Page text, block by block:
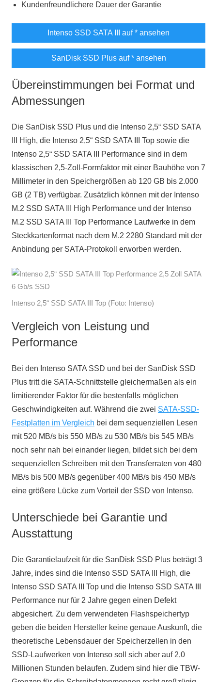
Kundenfreundlichere Dauer der Garantie
Intenso SSD SATA III auf* ansehen
SanDisk SSD Plus auf* ansehen
Übereinstimmungen bei Format und
Abmessungen
Die SanDisk SSD Plus und die Intenso 2,5“ SSD SATA
III High, die Intenso 2,5“ SSD SATA III Top sowie die
Intenso 2,5“ SSD SATA III Performance sind in dem
klassischen 2,5-Zoll-Formfaktor mit einer Bauhöhe von 7
Millimeter in den Speichergrößen ab 120 GB bis 2.000
GB (2 TB) verfügbar. Zusätzlich können mit der Intenso
M.2 SSD SATA III High Performance und der Intenso
M.2 SSD SATA III Top Performance Laufwerke in dem
Steckkartenformat nach dem M.2 2280 Standard mit der
Anbindung per SATA-Protokoll erworben werden.
Intenso 2,5“ SSD SATA III Top (Foto: Intenso)
Vergleich von Leistung und
Performance
Bei den Intenso SATA SSD und bei der SanDisk SSD
Plus tritt die SATA-Schnittstelle gleichermaßen als ein
limitierender Faktor für die bestenfalls möglichen
Geschwindigkeiten auf. Während die zwei SATA-SSD-
Festplatten im Vergleich bei dem sequenziellen Lesen
mit 520 MB/s bis 550 MB/s zu 530 MB/s bis 545 MB/s
noch sehr nah bei einander liegen, bildet sich bei dem
sequenziellen Schreiben mit den Transferraten von 480
MB/s bis 500 MB/s gegenüber 400 MB/s bis 450 MB/s
eine größere Lücke zum Vorteil der SSD von Intenso.
Unterschiede bei Garantie und
Ausstattung
Die Garantielaufzeit für die SanDisk SSD Plus beträgt 3
Jahre, indes sind die Intenso SSD SATA III High, die
Intenso SSD SATA III Top und die Intenso SSD SATA III
Performance nur für 2 Jahre gegen einen Defekt
abgesichert. Zu dem verwendeten Flashspeichertyp
geben die beiden Hersteller keine genaue Auskunft, die
theoretische Lebensdauer der Speicherzellen in den
SSD-Laufwerken von Intenso soll sich aber auf 2,0
Millionen Stunden belaufen. Zudem sind hier die TBW-